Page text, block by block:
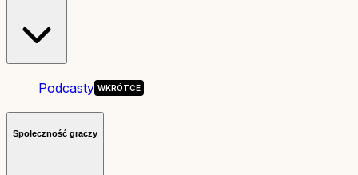
Podcasty
Społeczność graczy